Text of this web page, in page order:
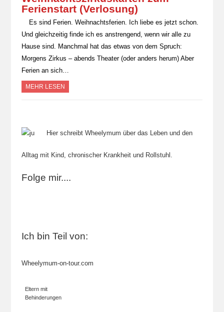
Ferienstart (Verlosung)
Es sind Ferien. Weihnachtsferien. Ich liebe es jetzt schon.
Und gleichzeitig finde ich es anstrengend, wenn wir alle zu
Hause sind. Manchmal hat das etwas von dem Spruch:
Morgens Zirkus – abends Theater (oder anders herum) Aber
Ferien an sich…
MEHR LESEN
Hier schreibt Wheelymum über das Leben und den
Alltag mit Kind, chronischer Krankheit und Rollstuhl.
Folge mir....
Ich bin Teil von:
Wheelymum-on-tour.com
Eltern mit
Behinderungen